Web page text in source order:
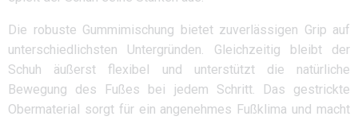
Die robuste Gummimischung bietet zuverlässigen Grip auf
unterschiedlichsten Untergründen. Gleichzeitig bleibt der
Schuh äußerst flexibel und unterstützt die natürliche
Bewegung des Fußes bei jedem Schritt. Das gestrickte
Obermaterial sorgt für ein angenehmes Fußklima und macht